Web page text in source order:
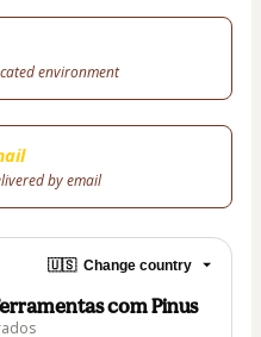
environment
by email
🇺🇸 Change country
com Pinus